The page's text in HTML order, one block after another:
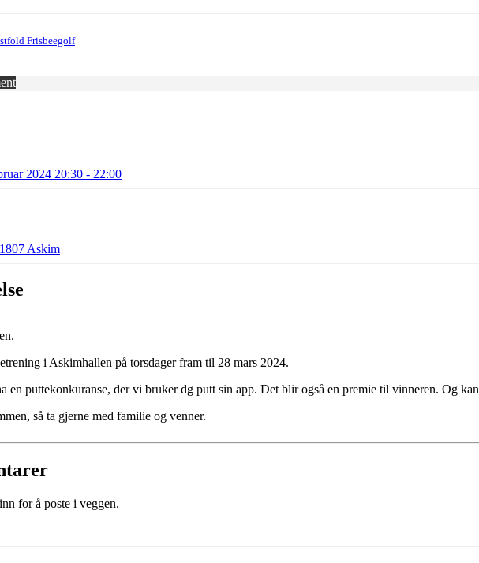
Frisbeegolf
2024 20:30 - 22:00
1807 Askim
i Askimhallen på torsdager fram til 28 mars 2024.
en puttekonkuranse, der vi bruker dg putt sin app. Det blir også en premie til vinneren. Og
så ta gjerne med familie og venner.
for å poste i veggen.